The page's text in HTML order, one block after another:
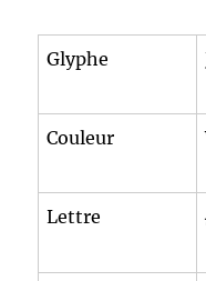
Glyphe
Couleur
Lettre